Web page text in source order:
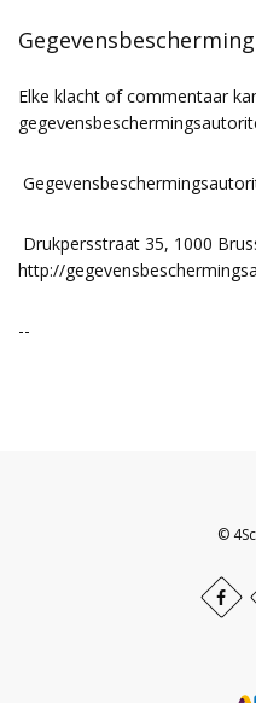
Elke klacht of commentaar
Drukpersstraat 35, 1000
http://
--
©